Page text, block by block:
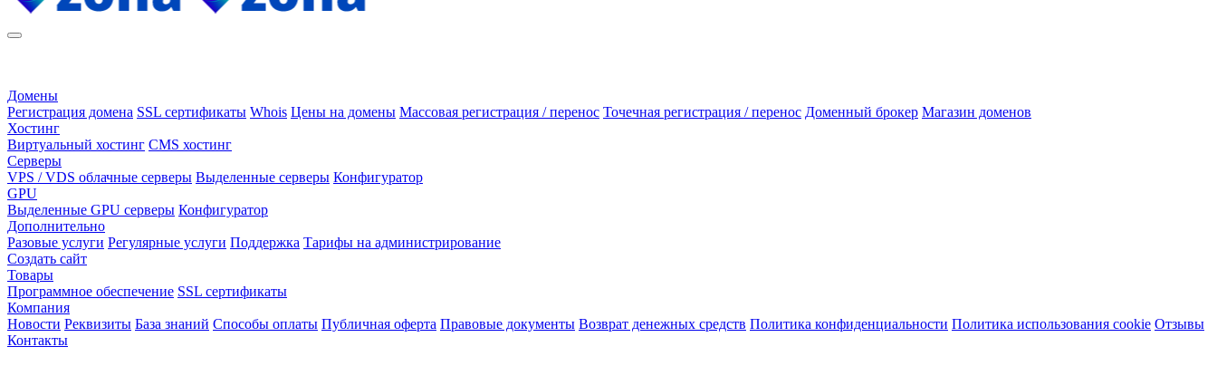
Домены
Регистрация домена SSL сертификаты Whois Цены на домены Массовая регистрация / перенос Точечная регистрация / перенос Доменный брокер Магазин доменов
Хостинг
Виртуальный хостинг CMS хостинг
Серверы
VPS / VDS облачные серверы Выделенные серверы Конфигуратор
GPU
Выделенные GPU серверы Конфигуратор
Дополнительно
Разовые услуги Регулярные услуги Поддержка Тарифы на администрирование
Создать сайт
Товары
Программное обеспечение SSL сертификаты
Компания
Новости Реквизиты База знаний Способы оплаты Публичная оферта Правовые документы Возврат денежных средств Политика конфиденциальности Политика использования cookie Отзывы
Контакты